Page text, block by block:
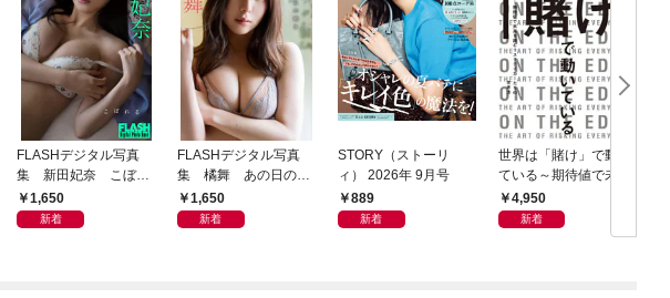
FLASHデジタル写真
集 新田妃奈 こぼれ
る1,650
新着
FLASHデジタル写真
集 橘舞 あの日の続
き1,650
新着
STORY（ストーリ
ィ） 2026年 9月号
889
新着
世界は「賭け」で動い
ている～期待値で未来
を読むリスクテイカー
たちの思考法～
4,950
新着